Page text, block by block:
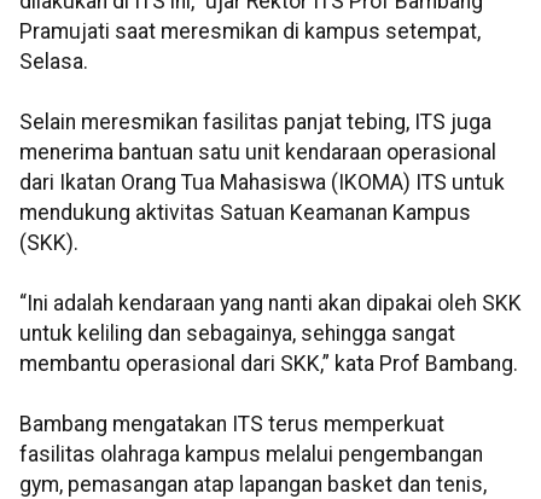
Pramujati saat meresmikan di kampus setempat,
Selasa.
Selain meresmikan fasilitas panjat tebing, ITS juga
menerima bantuan satu unit kendaraan operasional
dari Ikatan Orang Tua Mahasiswa (IKOMA) ITS untuk
mendukung aktivitas Satuan Keamanan Kampus
(SKK).
“Ini adalah kendaraan yang nanti akan dipakai oleh SKK
untuk keliling dan sebagainya, sehingga sangat
membantu operasional dari SKK,” kata Prof Bambang.
Bambang mengatakan ITS terus memperkuat
fasilitas olahraga kampus melalui pengembangan
gym, pemasangan atap lapangan basket dan tenis,